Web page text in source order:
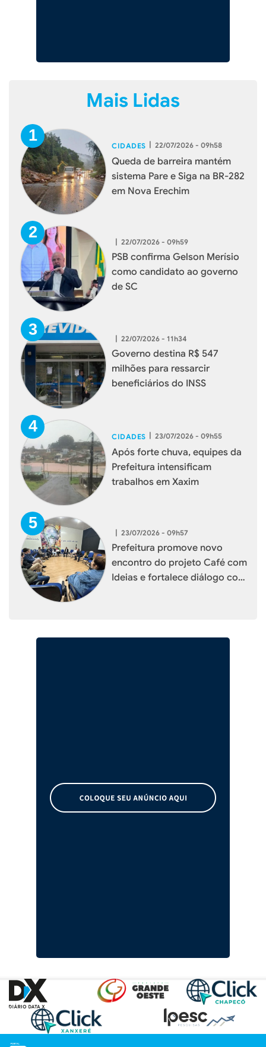
Mais Lidas
CIDADES | 22/07/2026 - 09h58
Queda de barreira mantém
sistema Pare e Siga na BR-282
em Nova Erechim
| 22/07/2026 - 09h59
PSB confirma Gelson Merísio
como candidato ao governo
de SC
| 22/07/2026 - 11h34
Governo destina R$ 547
milhões para ressarcir
beneficiários do INSS
CIDADES | 23/07/2026 - 09h55
Após forte chuva, equipes da
Prefeitura intensificam
trabalhos em Xaxim
| 23/07/2026 - 09h57
Prefeitura promove novo
encontro do projeto Café com
Ideias e fortalece diálogo com